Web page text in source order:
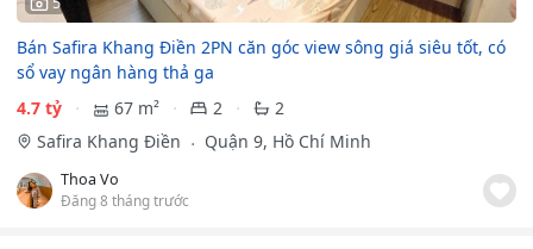
Bán Safira Khang Điền 2PN căn góc view sông giá siêu tốt, có
sổ vay ngân hàng thả ga
4.7 tỷ
67 m² 2
2
Safira Khang Điền
Quận 9, Hồ Chí Minh
Thoa Vo
Đăng 8 tháng trước